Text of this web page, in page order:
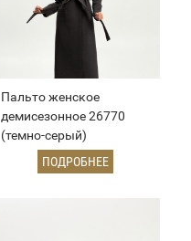
Пальто женское
демисезонное 26770
(темно-серый)
ПОДРОБНЕЕ